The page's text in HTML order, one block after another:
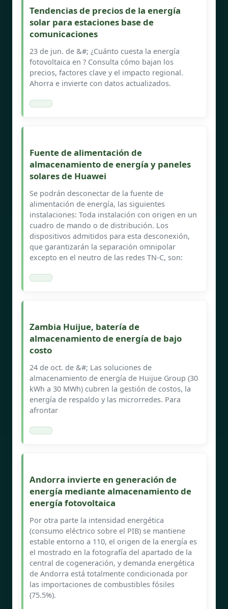
Tendencias de precios de la energía
solar para estaciones base de
comunicaciones
23 de jun. de &#; ¿Cuánto cuesta la energía
fotovoltaica en ? Consulta cómo bajan los
precios, factores clave y el impacto regional.
Ahorra e invierte con datos actualizados.
Fuente de alimentación de
almacenamiento de energía y paneles
solares de Huawei
Se podrán desconectar de la fuente de
alimentación de energía, las siguientes
instalaciones: Toda instalación con origen en un
cuadro de mando o de distribución. Los
dispositivos admitidos para esta desconexión,
que garantizarán la separación omnipolar
excepto en el neutro de las redes TN-C, son:
Zambia Huijue, batería de
almacenamiento de energía de bajo
costo
24 de oct. de &#; Las soluciones de
almacenamiento de energía de Huijue Group (30
kWh a 30 MWh) cubren la gestión de costos, la
energía de respaldo y las microrredes. Para
afrontar
Andorra invierte en generación de
energía mediante almacenamiento de
energía fotovoltaica
Por otra parte la intensidad energética
(consumo eléctrico sobre el PIB) se mantiene
estable entorno a 110, el origen de la energía es
el mostrado en la fotografía del apartado de la
central de cogeneración, y demanda energética
de Andorra está totalmente condicionada por
las importaciones de combustibles fósiles
(75.5%).